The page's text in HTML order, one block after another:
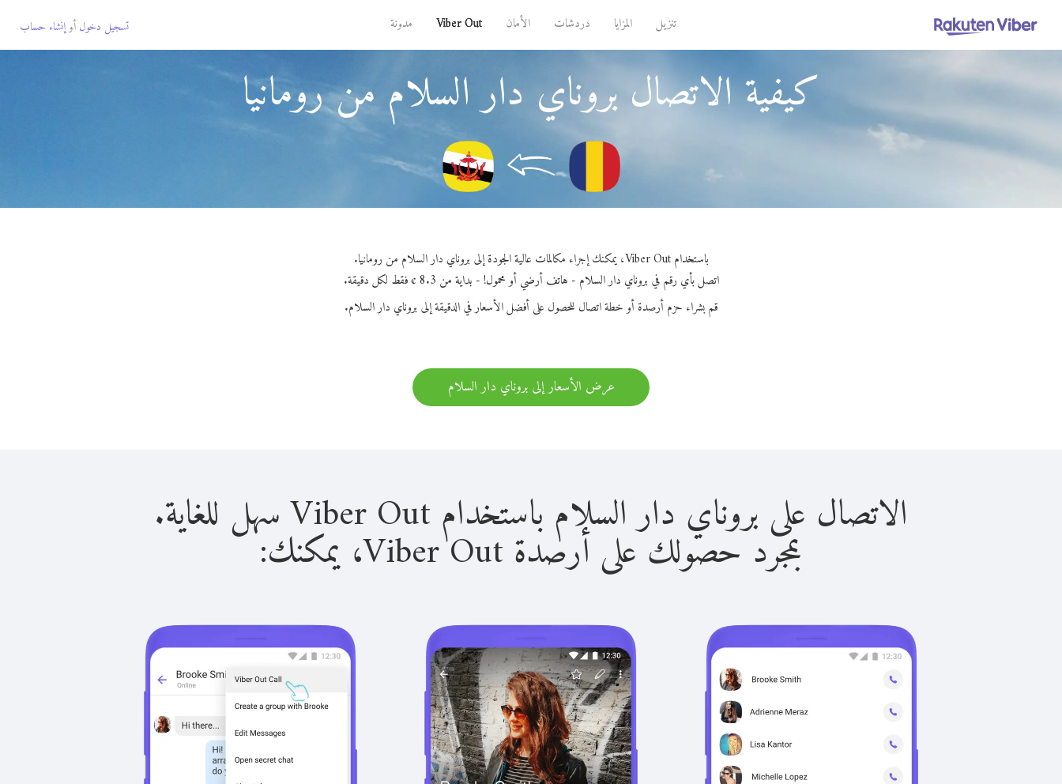
تنزيل المزايا دردشات الأمان Viber Out مدونة تسجيل دخول أوإنشاء حساب
كيفية الاتصال بروناي دار السلام من رومانيا
باستخدام Viber Out، يمكنك إجراء مكالمات عالية الجودة إلى بروناي دار السلام من رومانيا.
اتصل بأي رقم في بروناي دار السلام - هاتف أرضي أو محمول! - بداية من 8.3 ¢ فقط لكل دقيقة.
قم بشراء حزم أرصدة أو خطة اتصال للحصول على أفضل الأسعار في الدقيقة إلى بروناي دار السلام.
عرض الأسعار إلى بروناي دار السلام
الاتصال على بروناي دار السلام باستخدام Viber Out سهل للغاية.
بمجرد حصولك على أرصدة Viber Out، يمكنك: